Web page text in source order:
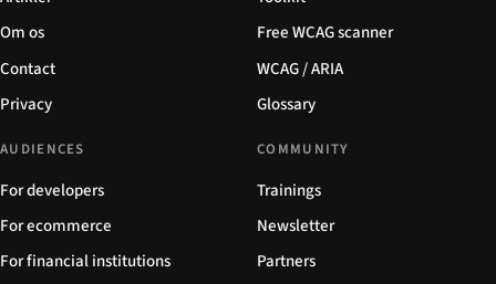
Om os
Contact
Privacy
Free WCAG scanner
WCAG / ARIA
Glossary
AUDIENCES
For developers
For ecommerce
For financial institutions
COMMUNITY
Trainings
Newsletter
Partners